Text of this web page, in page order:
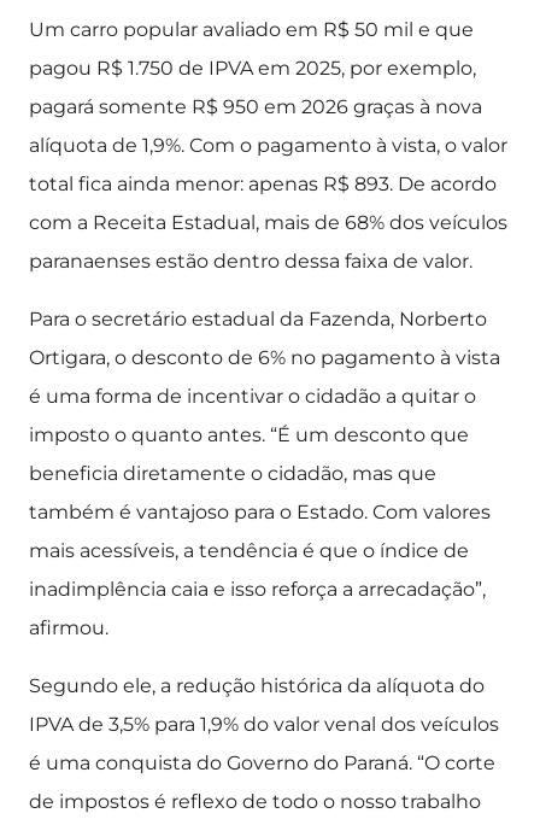
Um carro popular avaliado em R$ 50 mil e que
pagou R$ 1.750 de IPVA em 2025, por exemplo,
pagará somente R$ 950 em 2026 graças à nova
alíquota de 1,9%. Com o pagamento à vista, o valor
total fica ainda menor: apenas R$ 893. De acordo
com a Receita Estadual, mais de 68% dos veículos
paranaenses estão dentro dessa faixa de valor.
Para o secretário estadual da Fazenda, Norberto
Ortigara, o desconto de 6% no pagamento à vista
é uma forma de incentivar o cidadão a quitar o
imposto o quanto antes. “É um desconto que
beneficia diretamente o cidadão, mas que
também é vantajoso para o Estado. Com valores
mais acessíveis, a tendência é que o índice de
inadimplência caia e isso reforça a arrecadação”,
afirmou.
Segundo ele, a redução histórica da alíquota do
IPVA de 3,5% para 1,9% do valor venal dos veículos
é uma conquista do Governo do Paraná. “O corte
de impostos é reflexo de todo o nosso trabalho